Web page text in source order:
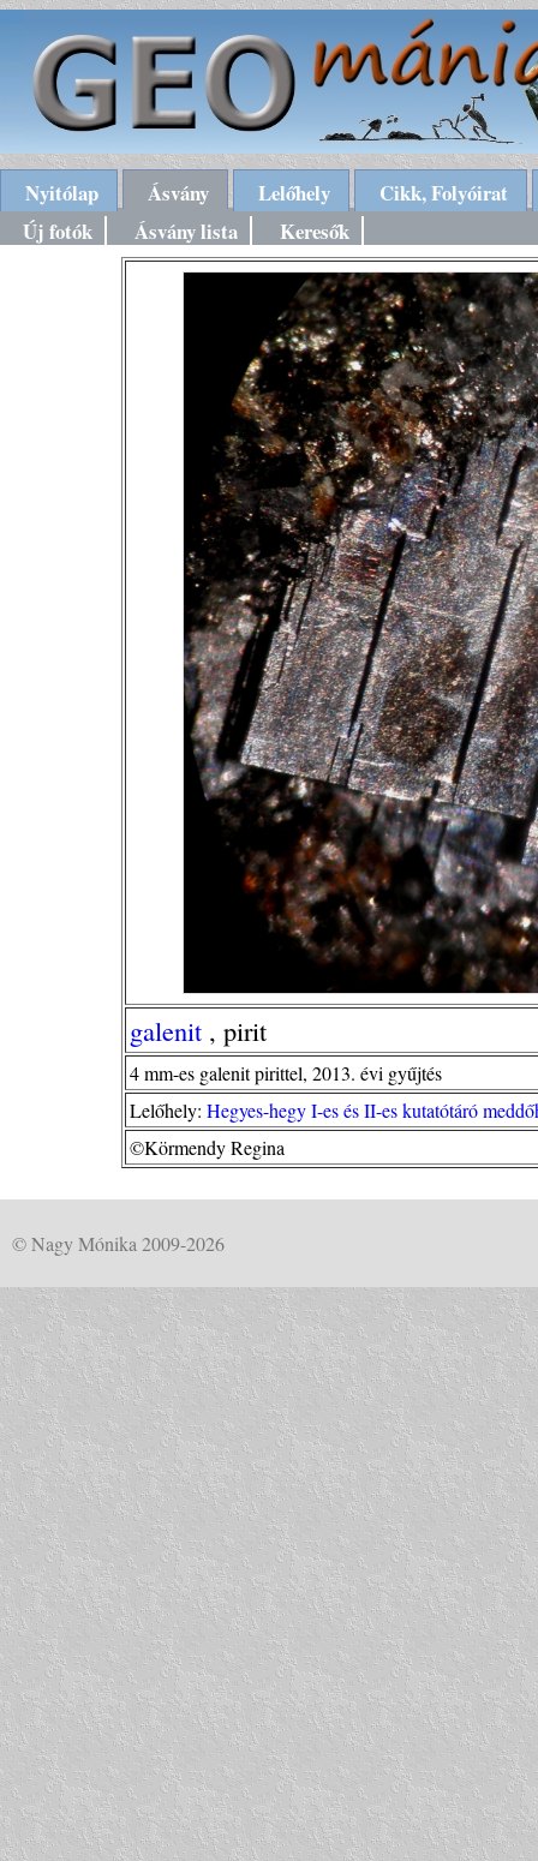
Nyitólap Ásvány Lelőhely
Cikk, Folyóirat
Új fotók
Ásvány lista Keresők
galenit , pirit
4 mm-es galenit pirittel, 2013. évi gyűjtés
Lelőhely: Hegyes-hegy I-es és II-es kutatótáró
©Körmendy Regina
© Nagy Mónika 2009-2026